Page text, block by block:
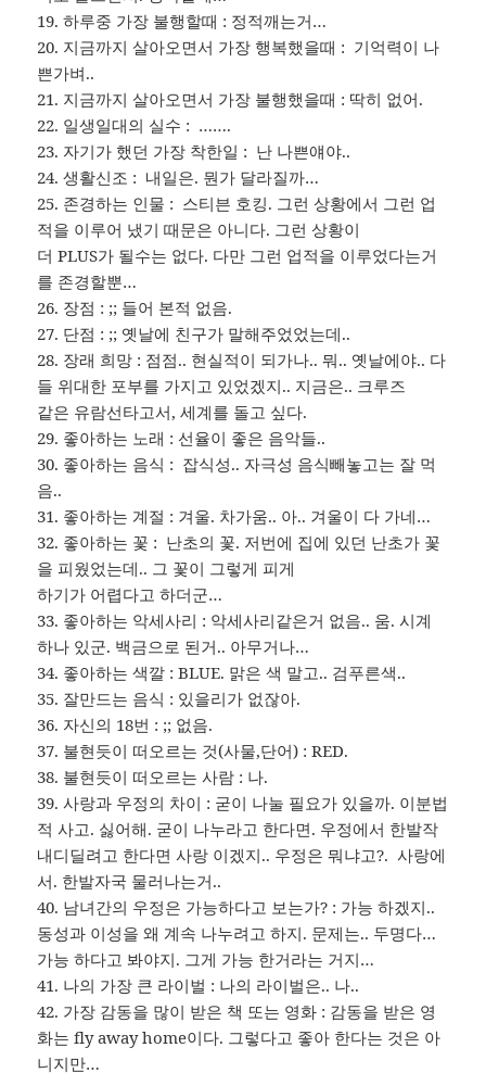
19. 하루중 가장 불행할때 : 정적깨는거…
20. 지금까지 살아오면서 가장 행복했을때 : 기억력이 나
쁜가벼..
21. 지금까지 살아오면서 가장 불행했을때 : 딱히 없어.
22. 일생일대의 실수 : …….
23. 자기가 했던 가장 착한일 : 난 나쁜얘야..
24. 생활신조 : 내일은. 뭔가 달라질까…
25. 존경하는 인물 : 스티븐 호킹. 그런 상황에서 그런 업
적을 이루어 냈기 때문은 아니다. 그런 상황이
더 PLUS가 될수는 없다. 다만 그런 업적을 이루었다는거
를 존경할뿐…
26. 장점 : ;; 들어 본적 없음.
27. 단점 : ;; 옛날에 친구가 말해주었었는데..
28. 장래 희망 : 점점.. 현실적이 되가나.. 뭐.. 옛날에야.. 다
들 위대한 포부를 가지고 있었겠지.. 지금은.. 크루즈
같은 유람선타고서, 세계를 돌고 싶다.
29. 좋아하는 노래 : 선율이 좋은 음악들..
30. 좋아하는 음식 : 잡식성.. 자극성 음식빼놓고는 잘 먹
음..
31. 좋아하는 계절 : 겨울. 차가움.. 아.. 겨울이 다 가네…
32. 좋아하는 꽃 : 난초의 꽃. 저번에 집에 있던 난초가 꽃
을 피웠었는데.. 그 꽃이 그렇게 피게
하기가 어렵다고 하더군…
33. 좋아하는 악세사리 : 악세사리같은거 없음.. 움. 시계
하나 있군. 백금으로 된거.. 아무거나…
34. 좋아하는 색깔 : BLUE. 맑은 색 말고.. 검푸른색..
35. 잘만드는 음식 : 있을리가 없잖아.
36. 자신의 18번 : ;; 없음.
37. 불현듯이 떠오르는 것(사물,단어) : RED.
38. 불현듯이 떠오르는 사람 : 나.
39. 사랑과 우정의 차이 : 굳이 나눌 필요가 있을까. 이분법
적 사고. 싫어해. 굳이 나누라고 한다면. 우정에서 한발작
내디딜려고 한다면 사랑 이겠지.. 우정은 뭐냐고?. 사랑에
서. 한발자국 물러나는거..
40. 남녀간의 우정은 가능하다고 보는가? : 가능 하겠지..
동성과 이성을 왜 계속 나누려고 하지. 문제는.. 두명다…
가능 하다고 봐야지. 그게 가능 한거라는 거지…
41. 나의 가장 큰 라이벌 : 나의 라이벌은.. 나..
42. 가장 감동을 많이 받은 책 또는 영화 : 감동을 받은 영
화는 fly away home이다. 그렇다고 좋아 한다는 것은 아
니지만…